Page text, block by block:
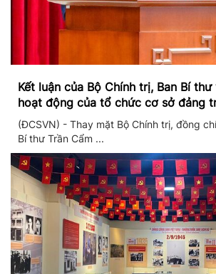
Kết luận của Bộ Chính trị, Ban Bí
hoạt động của tổ chức cơ sở đảng
II/2026
(ĐCSVN) - Thay mặt Bộ Chính trị, đồng
Bí thư Trần Cẩm ...